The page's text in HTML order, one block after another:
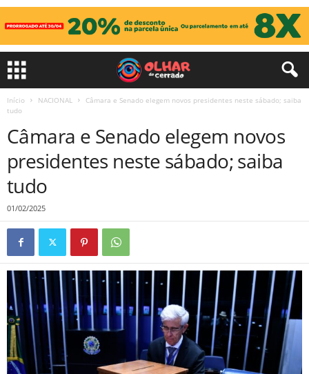
Início NACIONAL
Câmara e Senado elegem novos presidentes neste sábado; saiba
tudo
Câmara e Senado elegem novos
presidentes neste sábado; saiba
tudo
01/02/2025